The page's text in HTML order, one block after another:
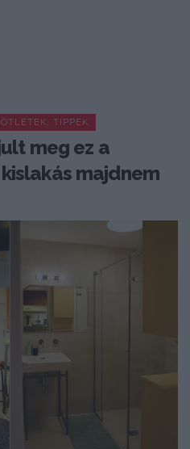
TIPPEK
meg ez a
majdnem